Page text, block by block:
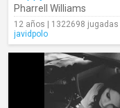
Pharrell Williams
12 años | 1322698 jugadas
javidpolo